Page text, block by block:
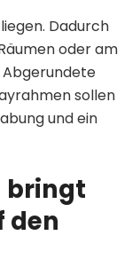
liegen. Dadurch
oder am
sollen
und ein
bringt
den